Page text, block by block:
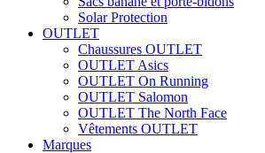
Solar Protection
OUTLET
Chaussures OUTLET
OUTLET Asics
OUTLET On Running
OUTLET Salomon
OUTLET The North Face
Vêtements OUTLET
Marques